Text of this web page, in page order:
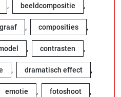
, beeldcompositie ,
, composities ,
, contrasten ,
, dramatisch effect ,
emotie , fotoshoot ,